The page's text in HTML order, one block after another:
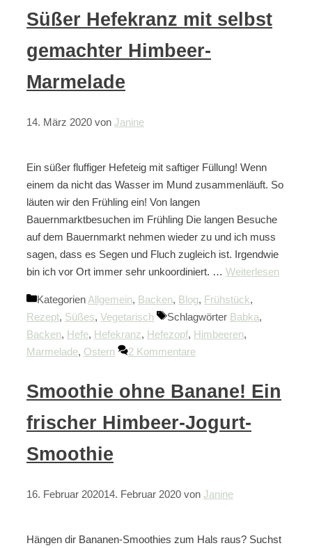
Süßer Hefekranz mit selbst
gemachter Himbeer-
Marmelade
14. März 2020 von Janine
Ein süßer fluffiger Hefeteig mit saftiger Füllung! Wenn
einem da nicht das Wasser im Mund zusammenläuft. So
läuten wir den Frühling ein! Von langen
Bauernmarktbesuchen im Frühling Die langen Besuche
auf dem Bauernmarkt nehmen wieder zu und ich muss
sagen, dass es Segen und Fluch zugleich ist. Irgendwie
bin ich vor Ort immer sehr unkoordiniert. … Weiterlesen
KategorienAllgemein, Backen, Blog, Frühstück,
Rezept, Süßes, Vegetarisch Schlagwörter Babka,
Backen, Hefe, Hefekranz, Hefezopf, Himbeeren,
Marmelade, Ostern 2 Kommentare
Smoothie ohne Banane! Ein
frischer Himbeer-Jogurt-
Smoothie
16. Februar 202014. Februar 2020 von Janine
Hängen dir Bananen-Smoothies zum Hals raus? Suchst